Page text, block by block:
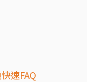
速FAQ